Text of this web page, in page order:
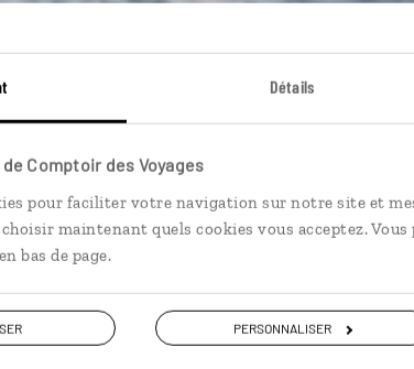
Détails
Comptoir des Voyages
pour faciliter votre navigation sur notre site et
maintenant quels cookies vous acceptez.
bas de page.
PERSONNALISER
la malice
en Galice : Compostelle, Rias Baxas,
En famille
Voir les 645 avis sur les voyages en